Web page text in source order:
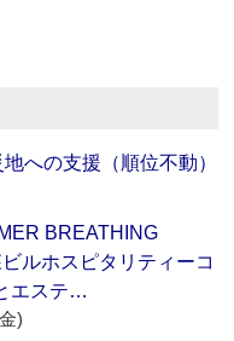
への支援（順位不動）
BREATHING
ルホスピタリティーコ
エステ…
)